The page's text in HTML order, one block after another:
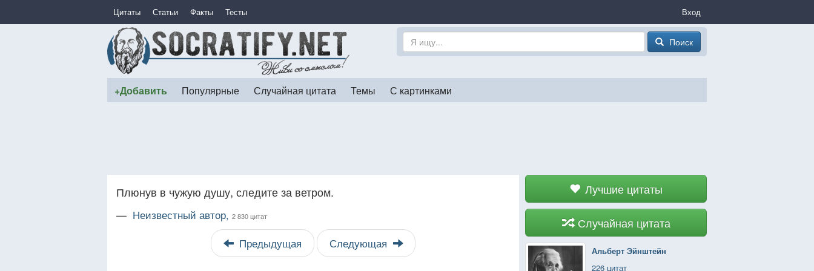
Цитаты Статьи Факты Тесты Вход
Поиск
+Добавить Популярные Случайная цитата Темы С картинками
Лучшие цитаты
Случайная цитата
Альберт Эйнштейн
226 цитат
Плюнув в чужую душу, следите за ветром.
— Неизвестный автор, 2 830 цитат
Предыдущая Следующая